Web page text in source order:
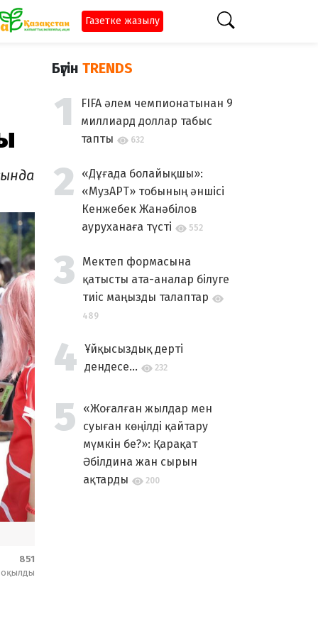
Газетке жазылу
851
оқылды
Бүгін TRENDS
FIFA әлем чемпионатынан 9
миллиард доллар табыс
тапты
632
«Дұғада болайықшы»:
«МузАРТ» тобының әншісі
Кенжебек Жанәбілов
ауруханаға түсті
552
Мектеп формасына
қатысты ата-аналар білуге
тиіс маңызды талаптар
489
Ұйқысыздық дерті
дендесе...
232
«Жоғалған жылдар мен
суыған көңілді қайтару
мүмкін бе?»: Қарақат
Әбілдина жан сырын
ақтарды
200